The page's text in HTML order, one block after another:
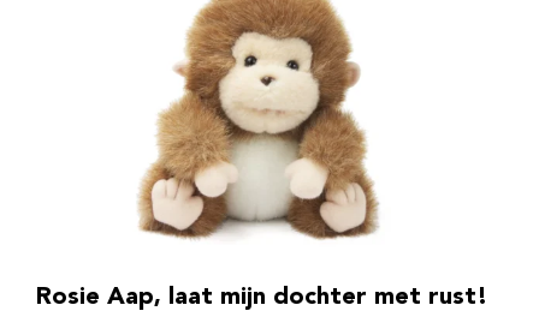
Rosie Aap, laat mijn dochter met rust!